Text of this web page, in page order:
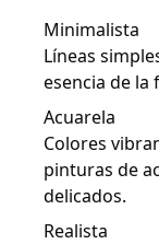
Minimalista
Líneas
esencia de la
Acuarela
Colores
pinturas de
delicados.
Realista